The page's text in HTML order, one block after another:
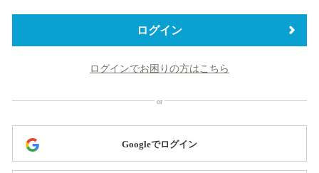
替
ログイン
ログインでお困りの方はこちら
Googleでログイン